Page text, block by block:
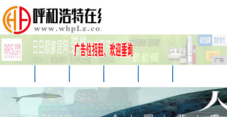
广告
游戏 美食